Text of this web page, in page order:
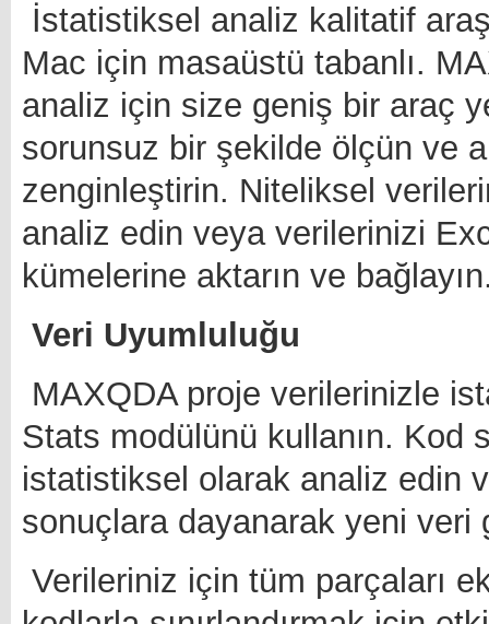
İstatistiksel analiz kalitatif
Mac için masaüstü tabanlı.
analiz için size geniş bir araç
sorunsuz bir şekilde ölçün ve
zenginleştirin. Niteliksel
analiz edin veya verilerinizi
kümelerine aktarın ve
Veri Uyumluluğu
MAXQDA proje verilerinizle
Stats modülünü kullanın. Kod
istatistiksel olarak analiz edin
sonuçlara dayanarak yeni veri
Verileriniz için tüm parçaları